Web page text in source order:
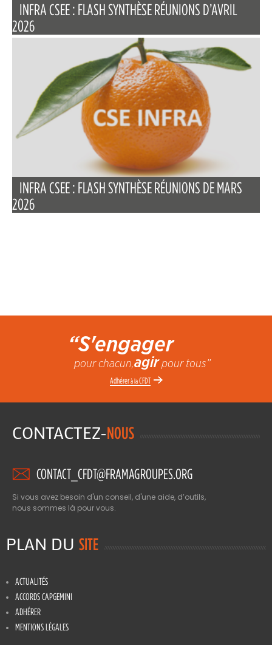
INFRA CSEE : FLASH SYNTHÈSE RÉUNIONS D’AVRIL
2026
INFRA CSEE : FLASH SYNTHÈSE RÉUNIONS DE MARS
2026
“S'engager
pour chacun,agirpour tous”
Adhérerà laCFDT
CONTACTEZ-NOUS
CONTACT_CFDT@FRAMAGROUPES.ORG
Si vous avez besoin d'un conseil, d'une aide, d’outils,
nous sommes là pour vous.
PLAN DU SITE
ACTUALITÉS
ACCORDS CAPGEMINI
ADHÉRER
MENTIONS LÉGALES